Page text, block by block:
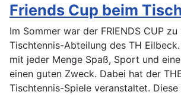
Friends Cup beim
Im Sommer war der FRIENDS CUP
Tischtennis-Abteilung des TH
mit jeder Menge Spaß, Sport und
einen guten Zweck. Dabei hat der
Tischtennis-Spiele veranstaltet. Diese